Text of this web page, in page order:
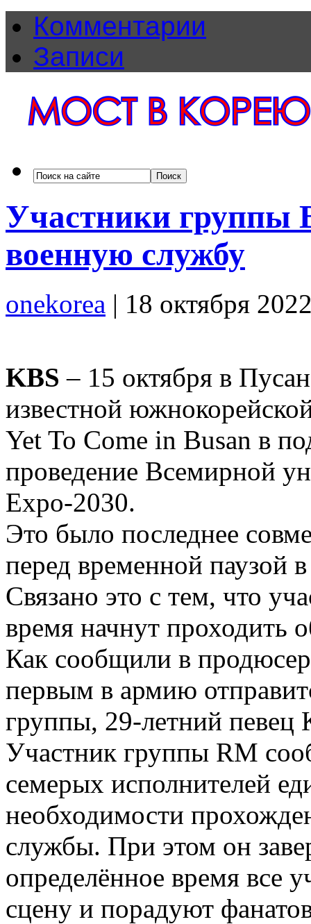
Комментарии
Записи
Участники группы
военную службу
onekorea | 18 октября
KBS – 15 октября в
известной
Yet To Come in Busan в
проведение Всемирной
Expo-2030.
Это было последнее
перед временной паузой
Связано это с тем, что
время начнут проходить
Как сообщили в
первым в армию
группы, 29-летний
Участник группы RM
семерых исполнителей
необходимости
службы. При этом он
определённое время все
сцену и порадуют